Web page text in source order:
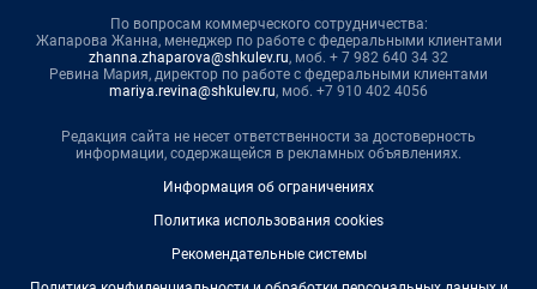
По вопросам коммерческого сотрудничества:
Жапарова Жанна, менеджер по работе с федеральными клиентами
zhanna.zhaparova@shkulev.ru, моб. + 7 982 640 34 32
Ревина Мария, директор по работе с федеральными клиентами
mariya.revina@shkulev.ru, моб. +7 910 402 4056
Редакция сайта не несет ответственности за достоверность
информации, содержащейся в рекламных объявлениях.
Информация об ограничениях
Политика использования cookies
Рекомендательные системы